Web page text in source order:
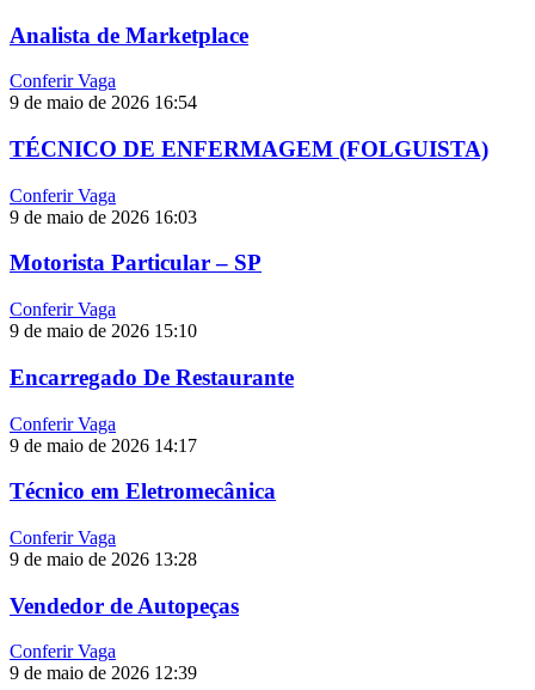
Analista de Marketplace
Conferir Vaga
9 de maio de 2026 16:54
TÉCNICO DE ENFERMAGEM (FOLGUISTA)
Conferir Vaga
9 de maio de 2026 16:03
Motorista Particular – SP
Conferir Vaga
9 de maio de 2026 15:10
Encarregado De Restaurante
Conferir Vaga
9 de maio de 2026 14:17
Técnico em Eletromecânica
Conferir Vaga
9 de maio de 2026 13:28
Vendedor de Autopeças
Conferir Vaga
9 de maio de 2026 12:39